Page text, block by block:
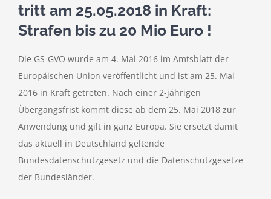
tritt am 25.05.2018 in Kraft:
Strafen bis zu 20 Mio Euro !
Die GS-GVO wurde am 4. Mai 2016 im Amtsblatt der
Europäischen Union veröffentlicht und ist am 25. Mai
2016 in Kraft getreten. Nach einer 2-jährigen
Übergangsfrist kommt diese ab dem 25. Mai 2018 zur
Anwendung und gilt in ganz Europa. Sie ersetzt damit
das aktuell in Deutschland geltende
Bundesdatenschutzgesetz und die Datenschutzgesetze
der Bundesländer.